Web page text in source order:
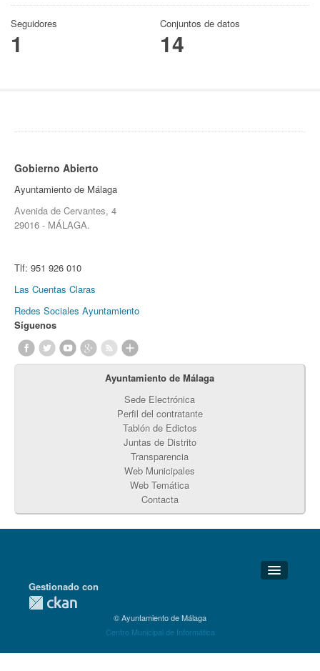
Seguidores
1
Conjuntos de datos
14
Gobierno Abierto
Ayuntamiento de Málaga
Avenida de Cervantes, 4
29016 - MÁLAGA.
Tlf: 951 926 010
Las Cuentas Claras
Redes Sociales Ayuntamiento
Síguenos
Ayuntamiento de Málaga
Sede Electrónica
Perfil del contratante
Tablón de Edictos
Juntas de Distrito
Transparencia
Web Municipales
Web Temática
Contacta
Detalles Técnicos
Gestionado con
© Ayuntamiento de Málaga
Centro Municipal de Informática